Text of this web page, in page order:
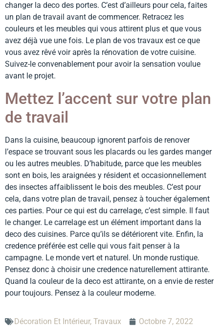
changer la deco des portes. C’est d’ailleurs pour cela, faites
un plan de travail avant de commencer. Retracez les
couleurs et les meubles qui vous attirent plus et que vous
avez déjà vue une fois. Le plan de vos travaux est ce que
vous avez rêvé voir après la rénovation de votre cuisine.
Suivez-le convenablement pour avoir la sensation voulue
avant le projet.
Mettez l’accent sur votre plan
de travail
Dans la cuisine, beaucoup ignorent parfois de renover
l’espace se trouvant sous les placards ou les gardes manger
ou les autres meubles. D’habitude, parce que les meubles
sont en bois, les araignées y résident et occasionnellement
des insectes affaiblissent le bois des meubles. C’est pour
cela, dans votre plan de travail, pensez à toucher également
ces parties. Pour ce qui est du carrelage, c’est simple. Il faut
le changer. Le carrelage est un élément important dans la
deco des cuisines. Parce qu’ils se détériorent vite. Enfin, la
credence préférée est celle qui vous fait penser à la
campagne. Le monde vert et naturel. Un monde rustique.
Pensez donc à choisir une credence naturellement attirante.
Quand la couleur de la deco est attirante, on a envie de rester
pour toujours. Pensez à la couleur moderne.
Décoration Et Intérieur, Travaux Octobre 7, 2022